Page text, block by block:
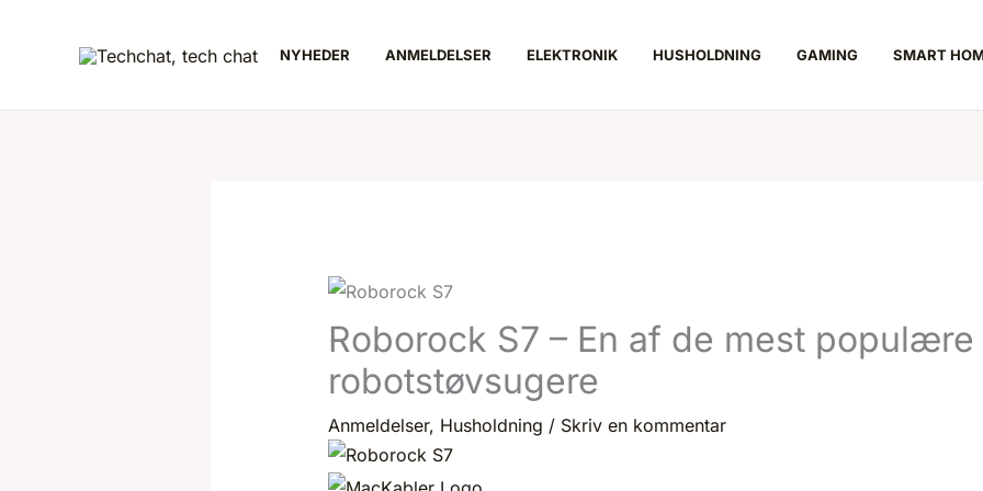
NYHEDER ANMELDELSER ELEKTRONIK HUSHOLDNING GAMING SMART
Roborock S7 – En af de mest populære
robotstøvsugere
Anmeldelser, Husholdning / Skriv en kommentar